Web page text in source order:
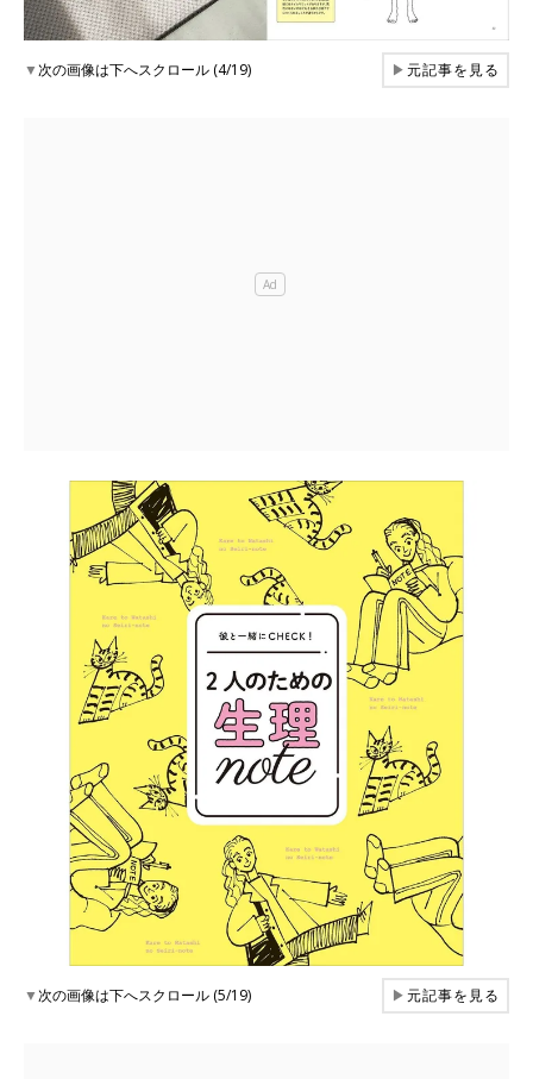
▼次の画像は下へスクロール (4/19) ▶元記事を見る
▼次の画像は下へスクロール (5/19) ▶元記事を見る